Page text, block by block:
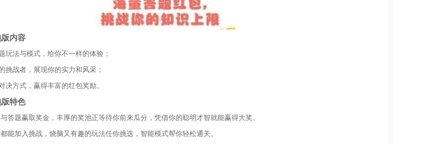
内容
玩法与模式，给你不一样的体验；
挑战者，展现你的实力和风采；
决方式，赢得丰富的红包奖励。
特色
答题赢取奖金，丰厚的奖池正等待你前来瓜分，凭借你的聪明才智就能赢得大奖。
能加入挑战，烧脑又有趣的玩法任你挑选，智能模式帮你轻松通关。